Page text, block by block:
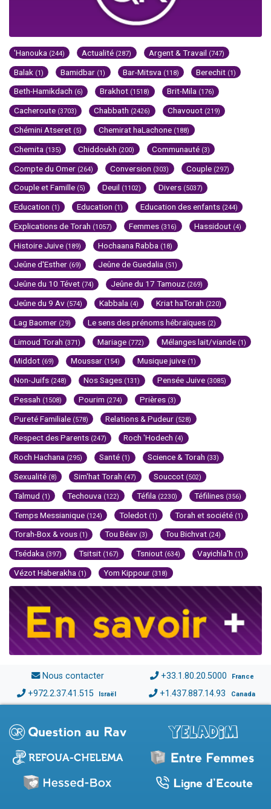
'Hanouka (244) Actualité (287) Argent & Travail (747)
Balak (1) Bamidbar (1) Bar-Mitsva (118) Berechit (1)
Beth-Hamikdach (6) Brakhot (1518) Brit-Mila (176)
Cacheroute (3703) Chabbath (2426) Chavouot (219)
Chémini Atseret (5) Chemirat haLachone (188)
Chemita (135) Chiddoukh (200) Communauté (3)
Compte du Omer (264) Conversion (303) Couple (297)
Couple et Famille (5) Deuil (1102) Divers (5037)
Education (1) Education (1) Education des enfants (244)
Explications de Torah (1057) Femmes (316) Hassidout (4)
Histoire Juive (189) Hochaana Rabba (18)
Jeûne d'Esther (69) Jeûne de Guedalia (51)
Jeûne du 10 Tévet (74) Jeûne du 17 Tamouz (269)
Jeûne du 9 Av (574) Kabbala (4) Kriat haTorah (220)
Lag Baomer (29) Le sens des prénoms hébraïques (2)
Limoud Torah (371) Mariage (772) Mélanges lait/viande (1)
Middot (69) Moussar (154) Musique juive (1)
Non-Juifs (248) Nos Sages (131) Pensée Juive (3085)
Pessah (1508) Pourim (274) Prières (3)
Pureté Familiale (578) Relations & Pudeur (528)
Respect des Parents (247) Roch 'Hodech (4)
Roch Hachana (295) Santé (1) Science & Torah (33)
Sexualité (8) Sim'hat Torah (47) Souccot (502)
Talmud (1) Techouva (122) Téfila (2230) Téfilines (356)
Temps Messianique (124) Toledot (1) Torah et société (1)
Torah-Box & vous (1) Tou Béav (3) Tou Bichvat (24)
Tsédaka (397) Tsitsit (167) Tsniout (634) Vayichla'h (1)
Vézot Haberakha (1) Yom Kippour (318)
Nous contacter +33.1.80.20.5000 France
+972.2.37.41.515 Israël +1.437.887.14.93 Canada